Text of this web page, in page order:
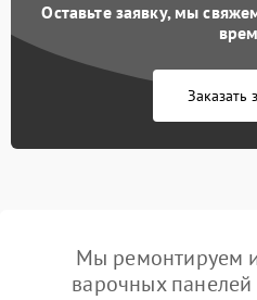
Оставьте заявку, мы
Заказать
Мы ремонтируем
варочных